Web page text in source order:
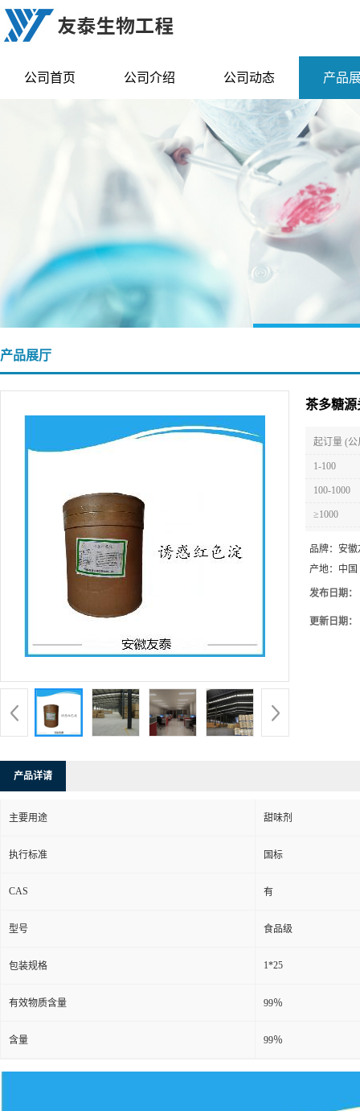
公司首页 公司介绍 公司动态 产品
产品展厅
茶多糖源
起订量 (公
1-100
100-1000
≥1000
品牌： 安徽
产地： 中国
发布日期：
更新日期：
产品详请
主要用途 甜味剂
执行标准 国标
CAS 有
型号 食品级
包装规格 1*25
有效物质含量 99％
含量 99％